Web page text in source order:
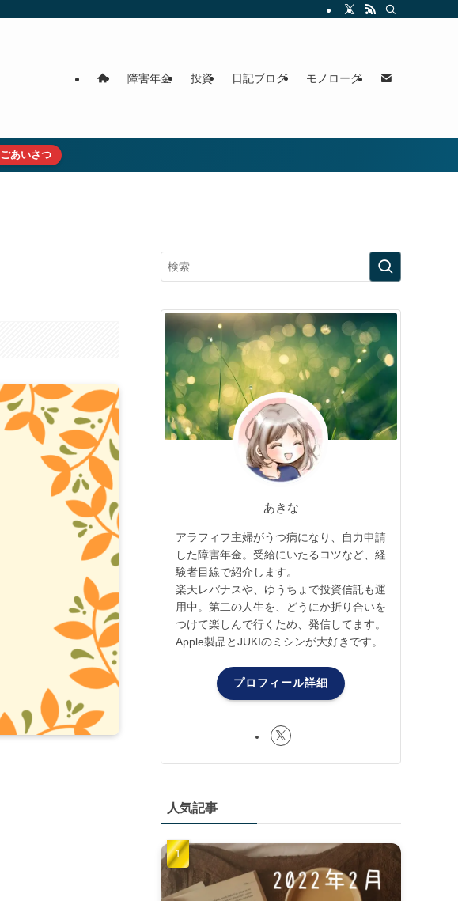
障害年金 投資 日記ブログ モノローグ
ごあいさつ
あきな
アラフィフ主婦がうつ病になり、自力申請
した障害年金。受給にいたるコツなど、経
験者目線で紹介します。
楽天レバナスや、ゆうちょで投資信託も運
用中。第二の人生を、どうにか折り合いを
つけて楽しんで行くため、発信してます。
Apple製品とJUKIのミシンが大好きです。
プロフィール詳細
人気記事